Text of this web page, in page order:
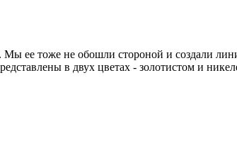
Мы ее тоже не обошли стороной и создали
в двух цветах - золотистом и